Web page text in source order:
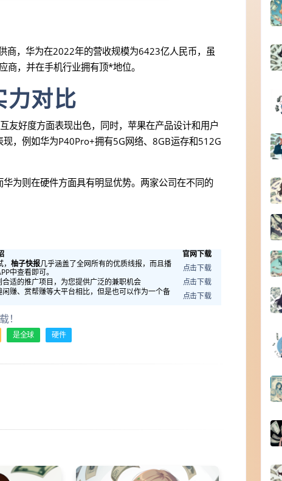
商，华为在2022年的营收规模为6423亿人民币，虽
，并在手机行业拥有顶*地位。
力对比
友好度方面表现出色，同时，苹果在产品设计和用户
，例如华为P40Pro+拥有5G网络、8GB运存和512G
为则在硬件方面具有明显优势。两家公司在不同的
官网下载
柚子快报几乎涵盖了全网所有的优质线报，而且播
中查看即可。
点击下载
适的推广项目，为您提供广泛的兼职机会
点击下载
赚、赏帮赚等大平台相比，但是也可以作为一个备
点击下载
！
是全球 硬件